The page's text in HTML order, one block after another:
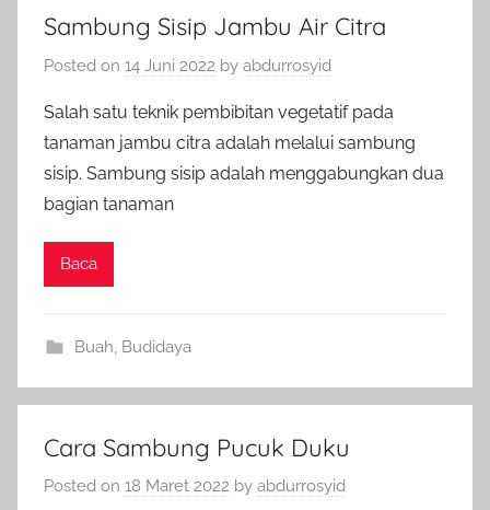
Sambung Sisip Jambu Air Citra
Posted on 14 Juni 2022 by abdurrosyid
Salah satu teknik pembibitan vegetatif pada
tanaman jambu citra adalah melalui sambung
sisip. Sambung sisip adalah menggabungkan dua
bagian tanaman
Baca
Buah Budidaya
Cara Sambung Pucuk Duku
Posted on 18 Maret 2022 by abdurrosyid